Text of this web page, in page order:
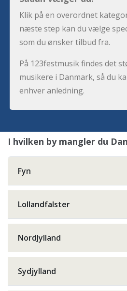
Klik på en overordnet
næste step kan du vælge
som du ønsker tilbud fra.
På 123festmusik findes det
musikere i Danmark, så du
enhver anledning.
I hvilken by mangler du
Fyn
Lollandfalster
NordJylland
Sydjylland